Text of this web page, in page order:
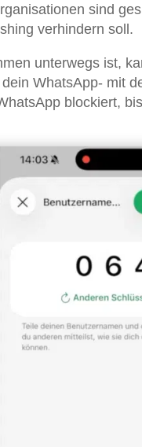
sind
verhindern soll.
unterwegs ist,
WhatsApp- mit
blockiert,